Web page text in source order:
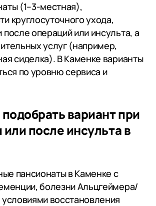
(1–3-местная),
круглосуточного ухода,
после операций или инсульта, а
услуг (например,
сиделка). В Каменке варианты
по уровню сервиса и
вариант при
после инсульта в
пансионаты в Каменке с
болезни Альцгеймера/
восстановления